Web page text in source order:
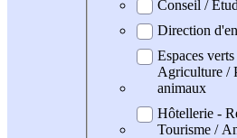
Conseil /
Direction
Espaces
Agriculture /
animaux
Hôtellerie -
Tourisme /